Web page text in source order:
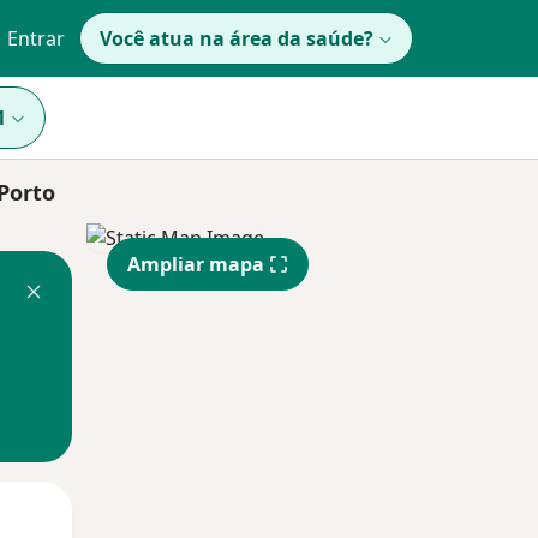
Entrar Você atua na área da saúde?
Ampliar mapa